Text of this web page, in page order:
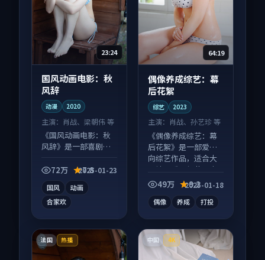
23:24
国风动画电影：秋
风辞
动漫 2020
主演： 肖战、梁朝伟 等
《国风动画电影：秋
风辞》是一部喜剧向
在线，配乐与镜头配
72万 7.8
2025-01-23
国风
动画
合家欢
64:19
偶像养成综艺：幕
后花絮
综艺 2023
主演： 肖战、孙艺珍 等
《偶像养成综艺：幕
后花絮》是一部爱情
向综艺作品，适合大
屏端观看，细节更丰
富。49万 9.2
2025-01-18
偶像 养成 打投
法国 热播 中国 4K